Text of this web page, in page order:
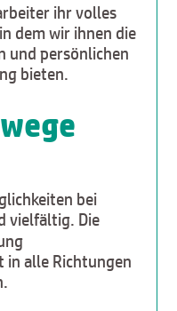
ihr volles
dem wir ihnen die
und persönlichen
bieten.
bei
vielfältig. Die
in alle Richtungen